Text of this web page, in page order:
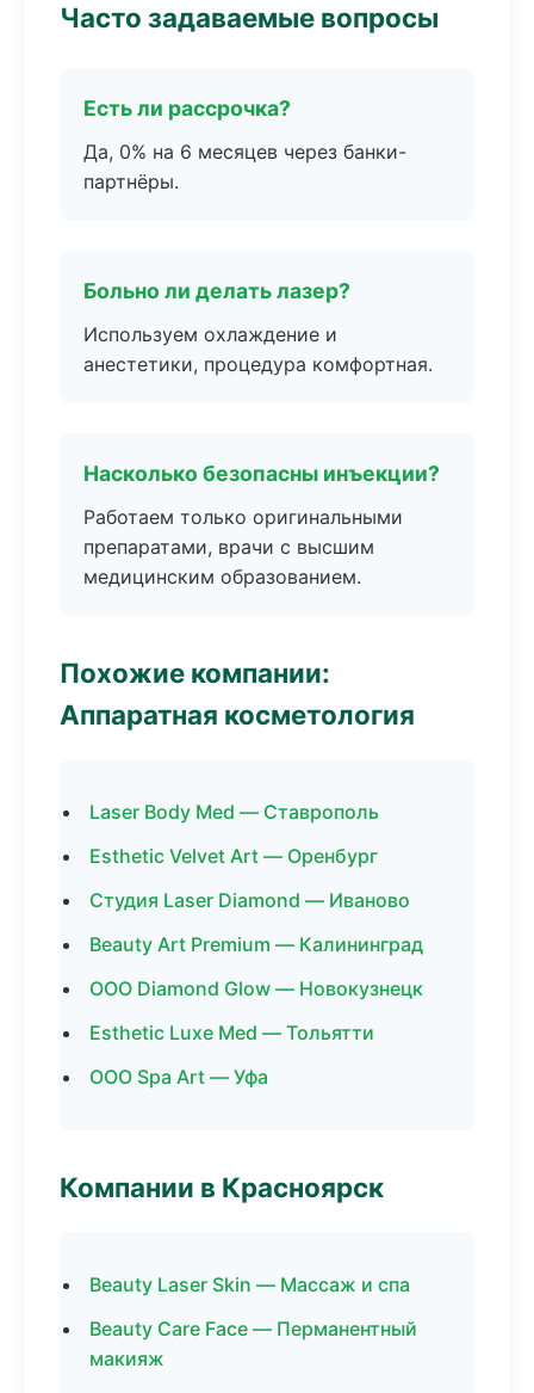
Часто задаваемые вопросы
Есть ли рассрочка?
Да, 0% на 6 месяцев через банки-
партнёры.
Больно ли делать лазер?
Используем охлаждение и
анестетики, процедура комфортная.
Насколько безопасны инъекции?
Работаем только оригинальными
препаратами, врачи с высшим
медицинским образованием.
Похожие компании:
Аппаратная косметология
Laser Body Med — Ставрополь
Esthetic Velvet Art — Оренбург
Студия Laser Diamond — Иваново
Beauty Art Premium — Калининград
ООО Diamond Glow — Новокузнецк
Esthetic Luxe Med — Тольятти
ООО Spa Art — Уфа
Компании в Красноярск
Beauty Laser Skin — Массаж и спа
Beauty Care Face — Перманентный
макияж